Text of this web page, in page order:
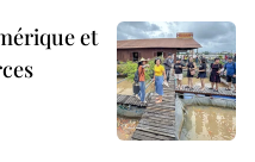
et